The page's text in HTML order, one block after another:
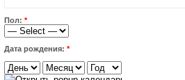
Пол: *
Дата рождения: *